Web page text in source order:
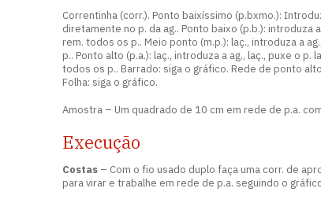
Correntinha (corr.). Ponto baixíssimo (p.bxmo.):
diretamente no p. da ag.. Ponto baixo (p.b.): introduza
rem. todos os p.. Meio ponto (m.p.): laç., introduza a
p.. Ponto alto (p.a.): laç., introduza a ag., laç., puxe o p.
todos os p.. Barrado: siga o gráfico. Rede de ponto
Folha: siga o gráfico.
Amostra – Um quadrado de 10 cm em rede de p.a.
Execução
Costas – Com o fio usado duplo faça uma corr. de
para virar e trabalhe em rede de p.a. seguindo o